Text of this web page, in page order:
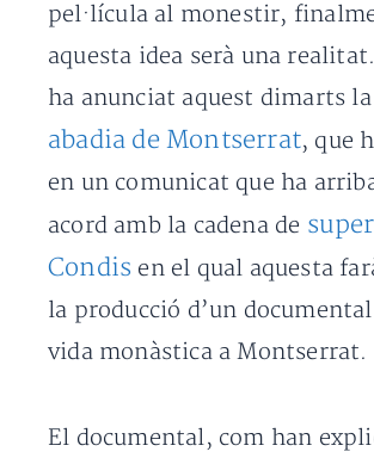
pel·lícula al monestir,
aquesta idea serà una
ha anunciat aquest dimarts
abadia de Montserrat, que
en un comunicat que ha
acord amb la cadena de
Condis en el qual aquesta
la producció d’un
vida monàstica a Montserrat.
El documental, com han